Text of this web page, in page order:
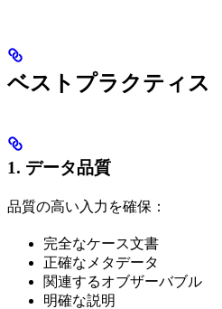
ベストプラクティス
1. データ品質
品質の高い入力を確保：
完全なケース文書
正確なメタデータ
関連するオブザーバブル
明確な説明